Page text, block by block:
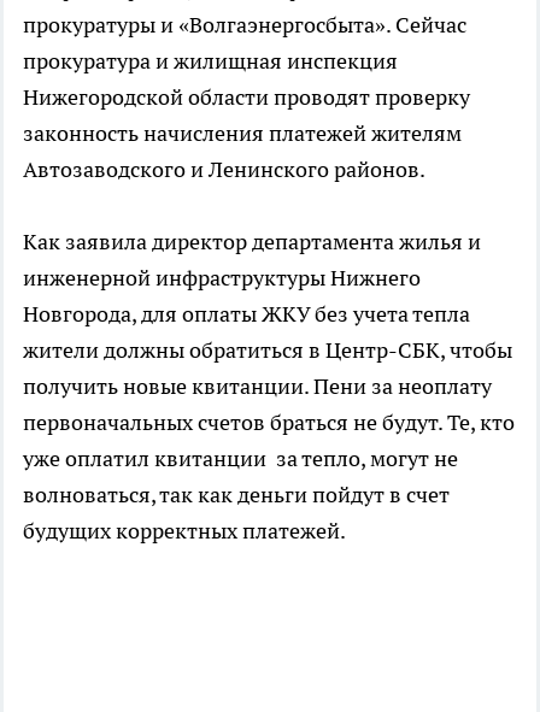
прокуратуры и «Волгаэнергосбыта». Сейчас
прокуратура и жилищная инспекция
Нижегородской области проводят проверку
законность начисления платежей жителям
Автозаводского и Ленинского районов.
Как заявила директор департамента жилья и
инженерной инфраструктуры Нижнего
Новгорода, для оплаты ЖКУ без учета тепла
жители должны обратиться в Центр-СБК, чтобы
получить новые квитанции. Пени за неоплату
первоначальных счетов браться не будут. Те, кто
уже оплатил квитанции за тепло, могут не
волноваться, так как деньги пойдут в счет
будущих корректных платежей.